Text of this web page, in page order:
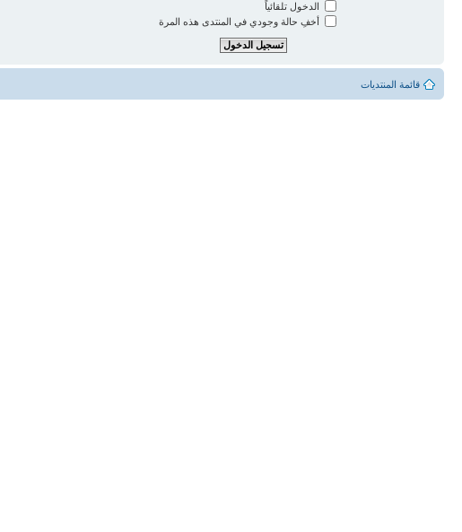
الدخول تلقائياً
أخفِ حالة وجودي في المنتدى هذه المرة
قائمة المنتديات